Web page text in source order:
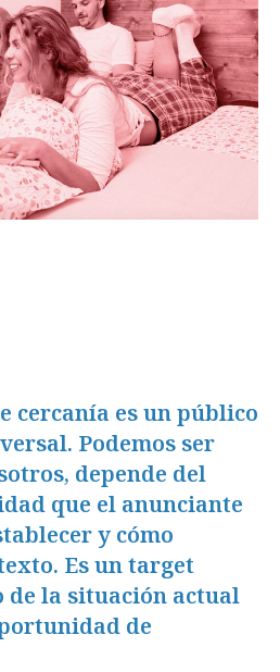
cercanía es un público
Podemos ser
depende del
que el anunciante
y cómo
Es un target
la situación actual
de